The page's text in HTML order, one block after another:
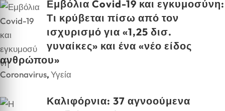
Εμβόλια Covid-19 και εγκυμοσύνη:
Τι κρύβεται πίσω από τον
ισχυρισμό για «1,25 δισ.
γυναίκες» και ένα «νέο είδος
ανθρώπου»
Coronavirus,Υγεία
Καλιφόρνια: 37 αγνοούμενα